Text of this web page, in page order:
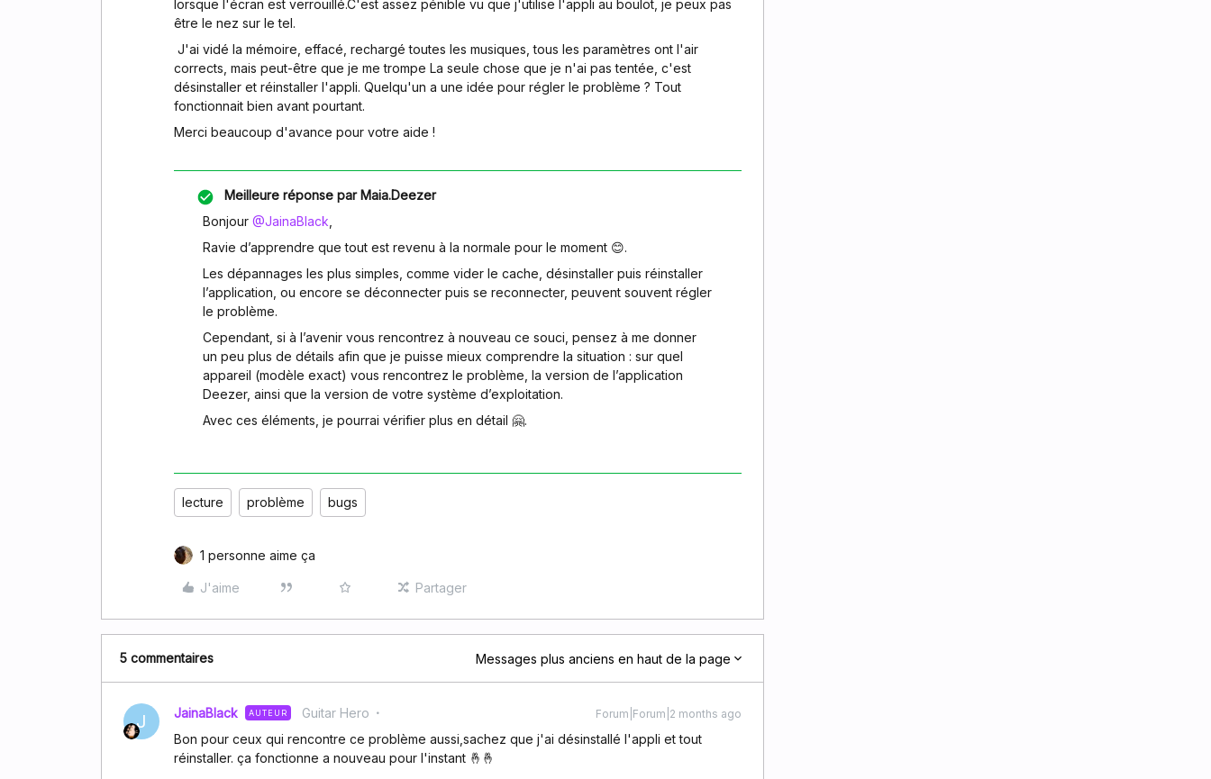
lorsque l'écran est verrouillé.C'est assez pénible vu que j'utilise l'appli au boulot, je peux pas
être le nez sur le tel.
J'ai vidé la mémoire, effacé, rechargé toutes les musiques, tous les paramètres ont l'air
corrects, mais peut-être que je me trompe La seule chose que je n'ai pas tentée, c'est
désinstaller et réinstaller l'appli. Quelqu'un a une idée pour régler le problème ? Tout
fonctionnait bien avant pourtant.
Merci beaucoup d'avance pour votre aide !
Meilleure réponse parMaia.Deezer
Bonjour ​ @JainaBlack
Ravie d’apprendre que tout est revenu à la normale pour le moment 😊.
Les dépannages les plus simples, comme vider le cache, désinstaller puis réinstaller
l’application, ou encore se déconnecter puis se reconnecter, peuvent souvent régler
le problème.
Cependant, si à l’avenir vous rencontrez à nouveau ce souci, pensez à me donner
un peu plus de détails afin que je puisse mieux comprendre la situation : sur quel
appareil (modèle exact) vous rencontrez le problème, la version de l’application
Deezer, ainsi que la version de votre système d’exploitation.
Avec ces éléments, je pourrai vérifier plus en détail 🤗.
lecture problème bugs
1 personne aime ça
J'aime Partager
5 commentaires Messages plus anciens en haut de la page
J JainaBlack AUTEUR Guitar Hero Forum|Forum|2 months ago
Bon pour ceux qui rencontre ce problème aussi,sachez que j'ai désinstallé l'appli et tout
réinstaller. ça fonctionne a nouveau pour l'instant 🤞🤞